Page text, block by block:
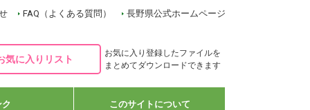
FAQ（よくある質問） 長野県公式ホームページ
気に入りリスト
お気に入り登録したファイルを
まとめてダウンロードできます
このサイトについて